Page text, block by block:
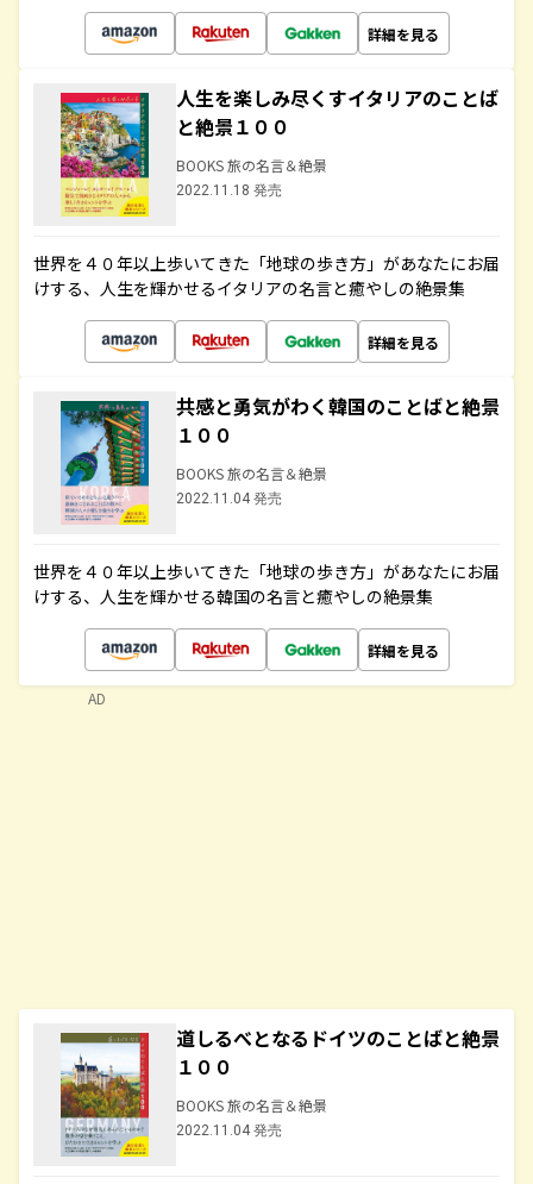
詳細を見る
人生を楽しみ尽くすイタリアのことば
と絶景１００
BOOKS 旅の名言＆絶景
2022.11.18 発売
世界を４０年以上歩いてきた「地球の歩き方」があなたにお届
けする、人生を輝かせるイタリアの名言と癒やしの絶景集
詳細を見る
共感と勇気がわく韓国のことばと絶景
１００
BOOKS 旅の名言＆絶景
2022.11.04 発売
世界を４０年以上歩いてきた「地球の歩き方」があなたにお届
けする、人生を輝かせる韓国の名言と癒やしの絶景集
詳細を見る
道しるべとなるドイツのことばと絶景
１００
BOOKS 旅の名言＆絶景
2022.11.04 発売
AD